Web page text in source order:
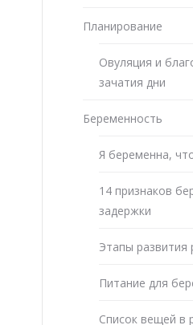
Планирование
Овуляция и
зачатия дни
Беременность
Я беременна,
14 признаков
задержки
Этапы развития
Питание для
Список вещей в